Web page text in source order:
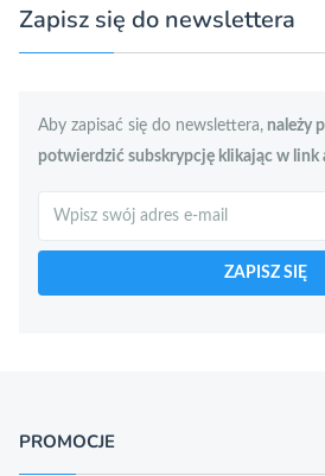
Zapisz się do newslettera
Aby zapisać się do newslettera, należy
potwierdzić subskrypcję klikając w link
ZAPISZ SIĘ
PROMOCJE